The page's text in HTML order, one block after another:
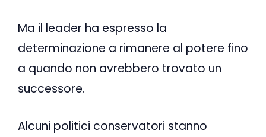
Ma il leader ha espresso la
determinazione a rimanere al potere fino
a quando non avrebbero trovato un
successore.
Alcuni politici conservatori stanno